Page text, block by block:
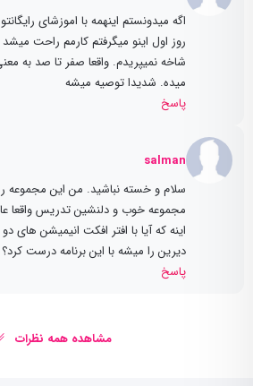
اگه میدونستم اینهمه با اموزشای
روز اول اینو میگرفتم کارمم راحت
شاخه نمیپریدم. واقعا صفر تا صد به
میده. شدیدا توصیه میشه
پاسخ
salman
سلام و خسته نباشید. من این مجموعه
مجموعه خوب و دلنشین تدریس واقعا
اینه که آیا با افتر افکت انیمیشن های
دیرین را میشه با این برنامه درست کرد؟
پاسخ
مشاهده همه نظرات